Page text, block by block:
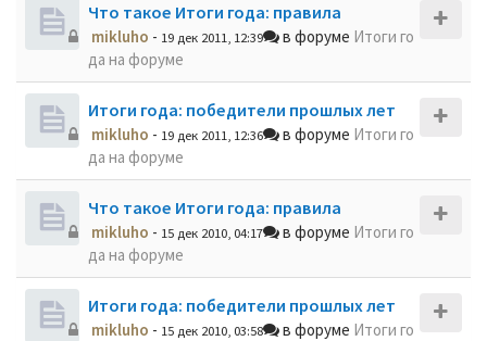
Что такое Итоги года: правила
mikluho - 19 дек 2011, 12:39 в форуме Итоги го
да на форуме
Итоги года: победители прошлых лет
mikluho - 19 дек 2011, 12:36 в форуме Итоги го
да на форуме
Что такое Итоги года: правила
mikluho - 15 дек 2010, 04:17 в форуме Итоги го
да на форуме
Итоги года: победители прошлых лет
mikluho - 15 дек 2010, 03:58 в форуме Итоги го